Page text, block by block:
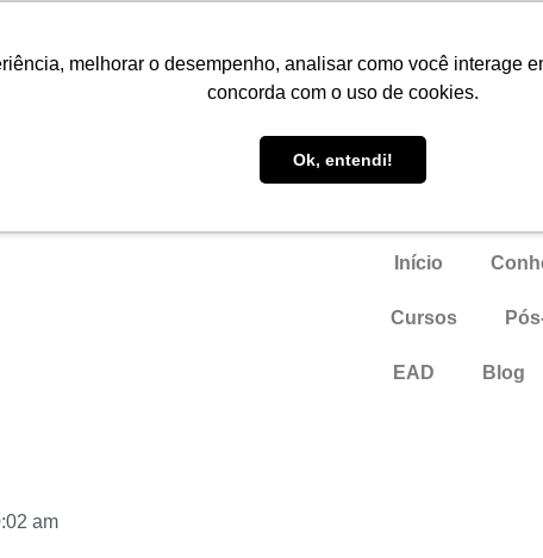
melhorar o desempenho, analisar como você interage
concorda com o uso de cookies.
Ok, entendi!
Início
Cursos
EAD Blog
am